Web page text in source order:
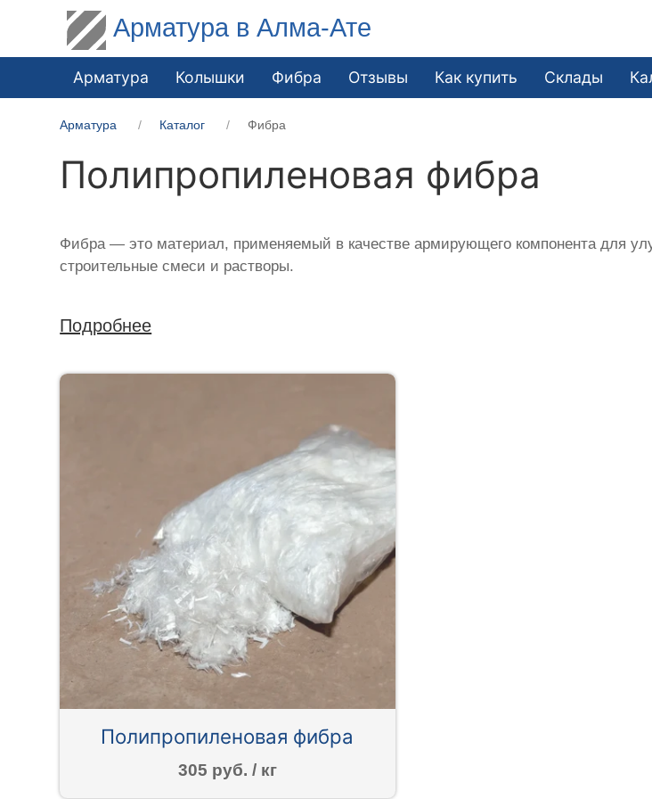
Арматура в Алма-Ате
Арматура Колышки Фибра Отзывы Как купить Склады
Арматура Каталог Фибра
Полипропиленовая фибра
Фибра — это материал, применяемый в качестве армирующего компонента для
строительные смеси и растворы.
Подробнее
Полипропиленовая фибра
305 руб. / кг